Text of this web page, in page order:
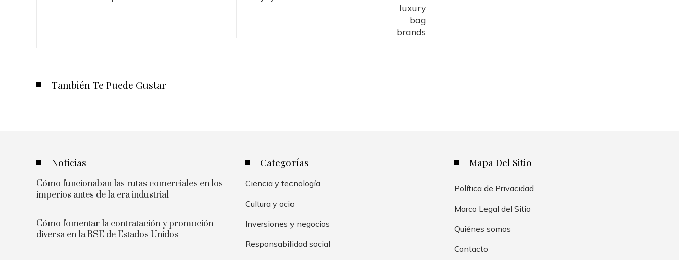
También Te Puede Gustar
Noticias
Cómo funcionaban las rutas comerciales en los
imperios antes de la era industrial
Cómo fomentar la contratación y promoción
diversa en la RSE de Estados Unidos
Categorías
Ciencia y tecnología
Cultura y ocio
Inversiones y negocios
Responsabilidad social
Mapa Del Sitio
Política de Privacidad
Marco Legal del Sitio
Quiénes somos
Contacto